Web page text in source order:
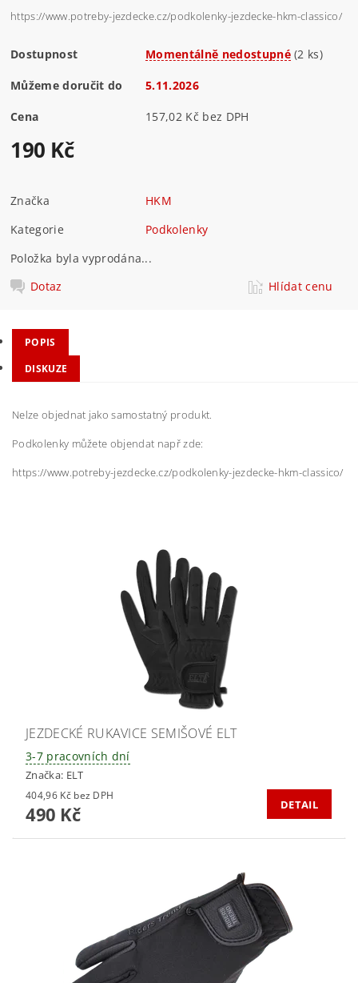
https://www.potreby-jezdecke.cz/podkolenky-jezdecke-hkm-classico/
Dostupnost Momentálně nedostupné (2 ks)
Můžeme doručit do 5.11.2026
Cena 157,02 Kč bez DPH
190 Kč
Značka
HKM
Kategorie
Podkolenky
Položka byla vyprodána...
Dotaz
Hlídat cenu
POPIS
DISKUZE
Nelze objednat jako samostatný produkt.
Podkolenky můžete objendat např zde:
https://www.potreby-jezdecke.cz/podkolenky-jezdecke-hkm-classico/
JEZDECKÉ RUKAVICE SEMIŠOVÉ ELT
3-7 pracovních dní
Značka: ELT
404,96 Kč bez DPH
490 Kč DETAIL